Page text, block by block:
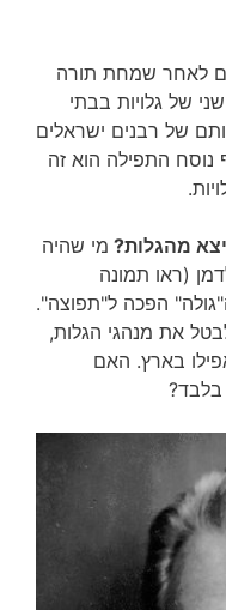
לאחר שמחת תורה
של גלויות בבתי
של רבנים ישראלים
נוסח התפילה הוא זה
מהגלות? מי שהיה
(ראו תמונה
הפכה ל"תפוצה".
את מנהגי הגלות,
בארץ. האם
בלבד?